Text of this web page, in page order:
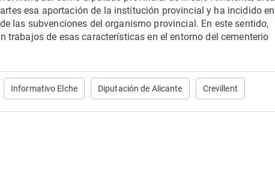
esa aportación de la institución provincial y ha incidido en
las subvenciones del organismo provincial. En este sentido,
trabajos de esas características en el entorno del cementerio
Informativo Elche Diputación de Alicante Crevillent